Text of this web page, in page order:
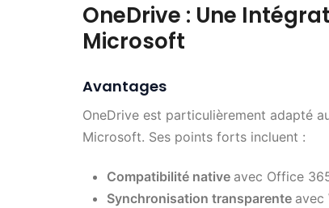
OneDrive : Une
Microsoft
Avantages
OneDrive est particulièrement adapté
Microsoft. Ses points forts incluent :
Compatibilité native avec Office
Synchronisation transparente avec